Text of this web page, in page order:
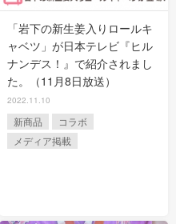
「岩下の新生姜入りロールキ
ャベツ」が日本テレビ『ヒル
ナンデス！』で紹介されまし
た。（11月8日放送）
2022.11.10
新商品
コラボ
メディア掲載